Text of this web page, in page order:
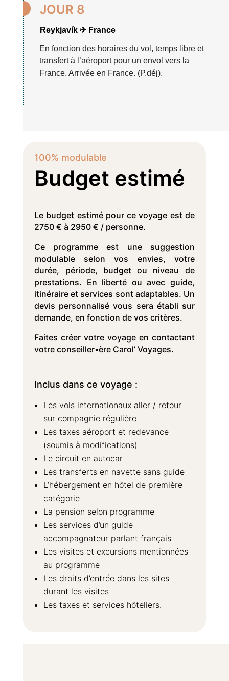
 JOUR 8
Reykjavík ✈ France
En fonction des horaires du vol, temps libre et
transfert à l’aéroport pour un envol vers la
France. Arrivée en France. (P.déj).
100% modulable
Budget estimé
Le budget estimé pour ce voyage est de
2750 € à 2950 € / personne.
Ce programme est une suggestion
modulable selon vos envies, votre
durée, période, budget ou niveau de
prestations. En liberté ou avec guide,
itinéraire et services sont adaptables. Un
devis personnalisé vous sera établi sur
demande, en fonction de vos critères.
Faites créer votre voyage en contactant
votre conseiller•ère Carol’ Voyages.
Inclus dans ce voyage :
Les vols internationaux aller / retour
sur compagnie régulière
Les taxes aéroport et redevance
(soumis à modifications)
Le circuit en autocar
Les transferts en navette sans guide
L’hébergement en hôtel de première
catégorie
La pension selon programme
Les services d’un guide
accompagnateur parlant français
Les visites et excursions mentionnées
au programme
Les droits d’entrée dans les sites
durant les visites
Les taxes et services hôteliers.